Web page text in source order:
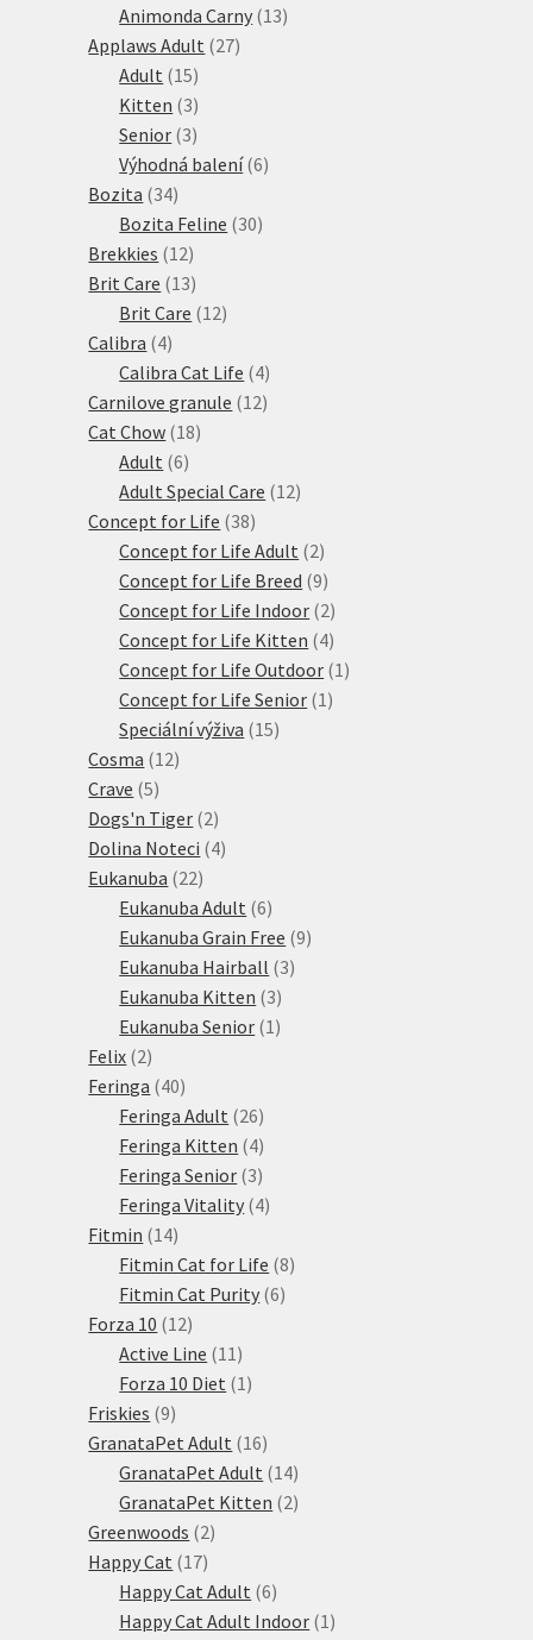
produktů
Animonda Carny 1313
Applaws Adult 2727
Adult 1515
produktů
Kitten 33
produkty
Senior 33
produkty
Výhodná balení 66
Bozita 3434
produktů
Bozita Feline 3030
Brekkies 1212
produktů
Brit Care 1313
produktů
Brit Care 1212
Calibra 44
produkty
Calibra Cat Life 44
produkty
Carnilove granule 1212
Cat Chow 1818
Adult 66
produktů
Adult Special Care 1212
Concept for Life 3838
produktů
Concept for Life Adult 22
produkty
Concept for Life Breed 99
produktů
Concept for Life Indoor 22
produkty
Concept for Life Kitten 44
produkty
Concept for Life Outdoor 1 1
Concept for Life Senior 1 1
Speciální výživa 1515
Cosma 1212
Crave 55
produktů
Dogs'n Tiger 22
produkty
Dolina Noteci 44
Eukanuba 2222
produktů
Eukanuba Adult 66
produktů
Eukanuba Grain Free 99
Eukanuba Hairball 33
Eukanuba Kitten 33
produkty
Eukanuba Senior 1 1
Felix 22
produkty
Feringa 4040
produktů
Feringa Adult 2626
produktů
Feringa Kitten 44
produkty
Feringa Senior 33
produkty
Feringa Vitality 44
Fitmin 1414
produktů
Fitmin Cat for Life 88
Fitmin Cat Purity 66
Forza 10 1212
produktů
Active Line 11 11
produktů
Forza 10 Diet 1 1
Friskies 99
produktů
GranataPet Adult 1616
produktů
GranataPet Adult 1414
produktů
GranataPet Kitten 22
Greenwoods 22
Happy Cat 1717
produktů
Happy Cat Adult 66
produktů
Happy Cat Adult Indoor 1 1